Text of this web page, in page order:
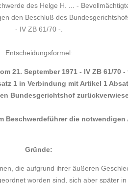
des Helge H. ... -
den Beschluß des
- IV ZB 61/70 -.
Entscheidungsformel:
21. September 1971 - IV ZB 61/70
1 in Verbindung mit Artikel 1
Bundesgerichtshof
Beschwerdeführer die notwendigen
Gründe:
die aufgrund ihrer äußeren
worden sind, sich aber später